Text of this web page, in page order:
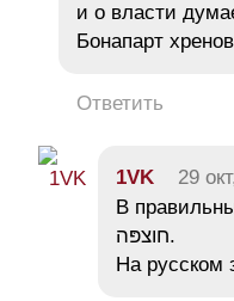
и о власти
Бонапарт
Ответить
1VK 29
В
חוצפּה.
На русском